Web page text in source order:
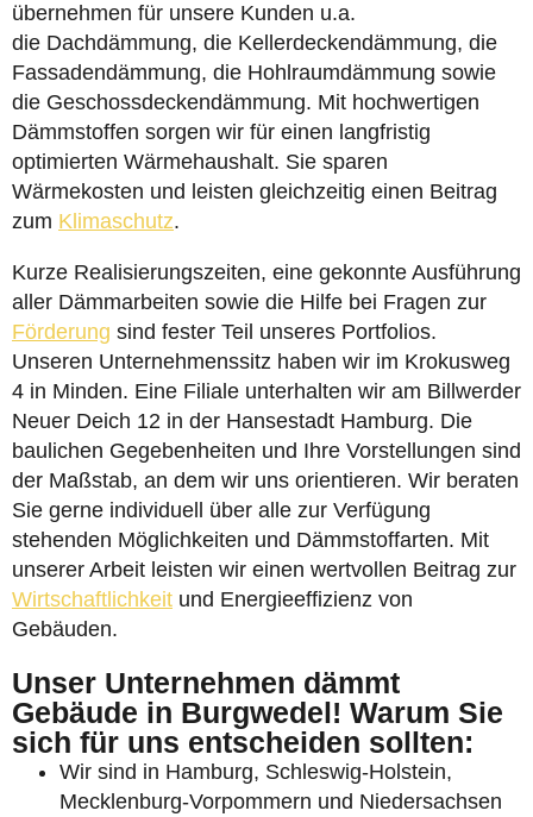
übernehmen für unsere Kunden u.a.
die Dachdämmung, die Kellerdeckendämmung, die
Fassadendämmung, die Hohlraumdämmung sowie
die Geschossdeckendämmung. Mit hochwertigen
Dämmstoffen sorgen wir für einen langfristig
optimierten Wärmehaushalt. Sie sparen
Wärmekosten und leisten gleichzeitig einen Beitrag
zum Klimaschutz.
Kurze Realisierungszeiten, eine gekonnte Ausführung
aller Dämmarbeiten sowie die Hilfe bei Fragen zur
Förderung sind fester Teil unseres Portfolios.
Unseren Unternehmenssitz haben wir im Krokusweg
4 in Minden. Eine Filiale unterhalten wir am Billwerder
Neuer Deich 12 in der Hansestadt Hamburg. Die
baulichen Gegebenheiten und Ihre Vorstellungen sind
der Maßstab, an dem wir uns orientieren. Wir beraten
Sie gerne individuell über alle zur Verfügung
stehenden Möglichkeiten und Dämmstoffarten. Mit
unserer Arbeit leisten wir einen wertvollen Beitrag zur
Wirtschaftlichkeit und Energieeffizienz von
Gebäuden.
Unser Unternehmen dämmt
Gebäude in Burgwedel! Warum Sie
sich für uns entscheiden sollten:
Wir sind in Hamburg, Schleswig-Holstein,
Mecklenburg-Vorpommern und Niedersachsen